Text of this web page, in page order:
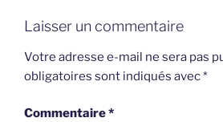
Laisser un commentaire
Votre adresse e-mail ne sera pas
obligatoires sont indiqués avec*
Commentaire*